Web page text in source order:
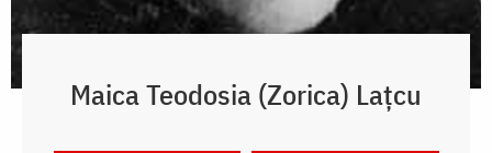
Maica Teodosia (Zorica) Lațcu